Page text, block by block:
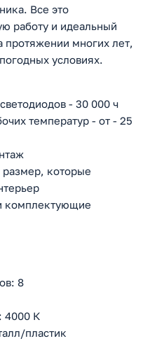
Все это
работу и идеальный
протяжении многих лет,
условиях.
- 30 000 ч
температур - от - 25
которые
комплектующие
8
4000 К
пластик